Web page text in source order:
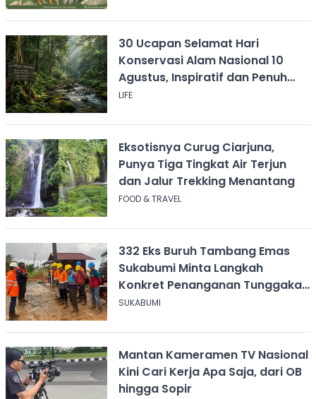
30 Ucapan Selamat Hari
Konservasi Alam Nasional 10
Agustus, Inspiratif dan Penuh
Pesan
LIFE
Eksotisnya Curug Ciarjuna,
Punya Tiga Tingkat Air Terjun
dan Jalur Trekking Menantang
FOOD & TRAVEL
332 Eks Buruh Tambang Emas
Sukabumi Minta Langkah
Konkret Penanganan Tunggakan
Gaji Rp8,4 Miliar
SUKABUMI
Mantan Kameramen TV Nasional
Kini Cari Kerja Apa Saja, dari OB
hingga Sopir